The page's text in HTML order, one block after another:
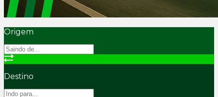
Origem
Destino